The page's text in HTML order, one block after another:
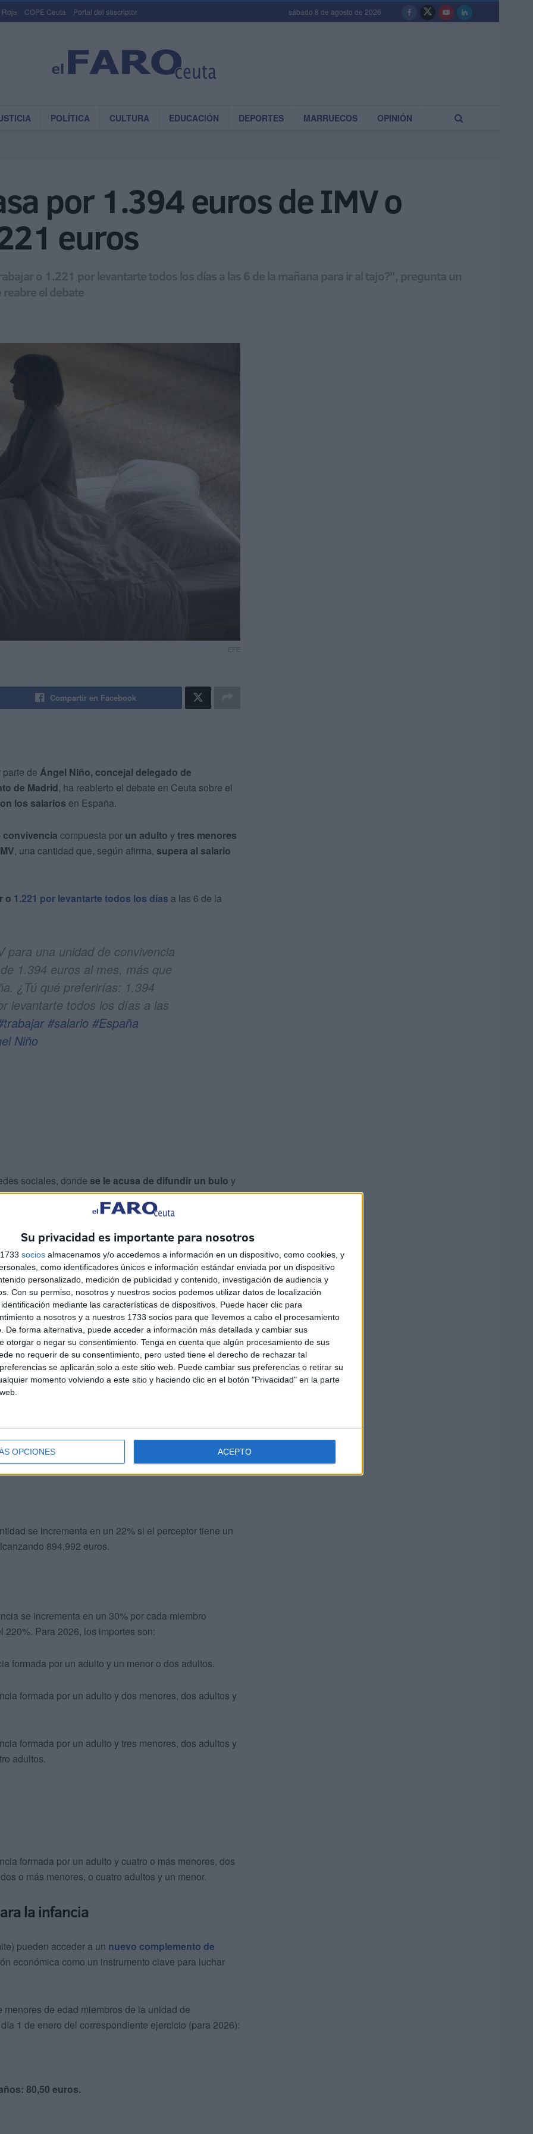
Su privacidad es importante para nosotros
socios almacenamos y/o accedemos a información en un dispositivo, como cookies, y
como identificadores únicos e información estándar enviada por un dispositivo
personalizado, medición de publicidad y contenido, investigación de audiencia y
Con su permiso, nosotros y nuestros socios podemos utilizar datos de localización
mediante las características de dispositivos. Puede hacer clic para
a nosotros y a nuestros 1733 socios para que llevemos a cabo el procesamiento
De forma alternativa, puede acceder a información más detallada y cambiar sus
otorgar o negar su consentimiento. Tenga en cuenta que algún procesamiento de sus
no requerir de su consentimiento, pero usted tiene el derecho de rechazar tal
se aplicarán solo a este sitio web. Puede cambiar sus preferencias o retirar su
momento volviendo a este sitio y haciendo clic en el botón "Privacidad" en la parte
OPCIONES ACEPTO
Roja COPE Ceuta Portal del suscriptor sábado 8 de agosto de 2026
POLÍTICA CULTURA EDUCACIÓN DEPORTES MARRUECOS OPINIÓN
por 1.394 euros de IMV o
euros
o 1.221 por levantarte todos los días a las 6 de la mañana para ir al tajo?", pregunta un
el debate
EFE
Compartir en Facebook
de Ángel Niño, concejal delegado de
de Madrid, ha reabierto el debate en Ceuta sobre el
los salarios en España.
convivencia compuesta por un adulto ytres menores
, una cantidad que, según afirma, supera al salario
o 1.221 por levantarte todos los días a las 6 de la
para una unidad de convivencia
1.394 euros al mes, más que
¿Tú qué preferirías: 1.394
levantarte todos los días a las
#salario #España
Niño
sociales, donde se le acusa de difundir un bulo y
será de1.393,84 euros mensuales.
establecidos sobre la base individual y se sitúa dentro
para 2026
individual o la unidad de convivencia se calcula
conjunto de rentas e ingresos de dichas personas,
a 10 euros mensuales, tal y como señala BBVA.
se incrementa en un 22% si el perceptor tiene un
894,992 euros.
se incrementa en un 30% por cada miembro
Para 2026, los importes son:
formada por un adulto y un menor o dos adultos.
formada por un adulto y dos menores, dos adultos y
formada por un adulto y tres menores, dos adultos y
adultos.
formada por un adulto y cuatro o más menores, dos
o más menores, o cuatro adultos y un menor.
la infancia
pueden acceder a un nuevo complemento de
económica como un instrumento clave para luchar
de edad miembros de la unidad de
1 de enero del correspondiente ejercicio (para 2026):
80,50 euros.